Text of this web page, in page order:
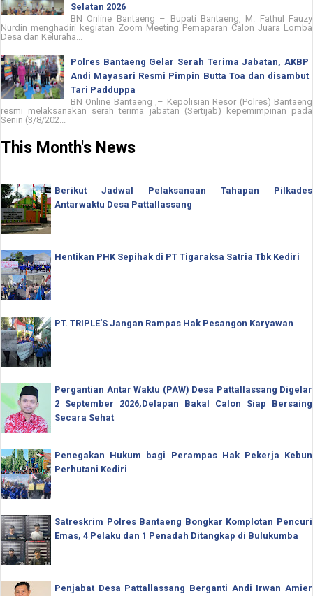
Selatan 2026
BN Online Bantaeng – Bupati Bantaeng, M. Fathul Fauzy
Nurdin menghadiri kegiatan Zoom Meeting Pemaparan Calon Juara Lomba
Desa dan Keluraha...
Polres Bantaeng Gelar Serah Terima Jabatan, AKBP
Andi Mayasari Resmi Pimpin Butta Toa dan disambut
Tari Padduppa
BN Online Bantaeng ,– Kepolisian Resor (Polres) Bantaeng
resmi melaksanakan serah terima jabatan (Sertijab) kepemimpinan pada
Senin (3/8/202...
This Month's News
Berikut Jadwal Pelaksanaan Tahapan Pilkades
Antarwaktu Desa Pattallassang
Hentikan PHK Sepihak di PT Tigaraksa Satria Tbk Kediri
PT. TRIPLE'S Jangan Rampas Hak Pesangon Karyawan
Pergantian Antar Waktu (PAW) Desa Pattallassang Digelar
2 September 2026,Delapan Bakal Calon Siap Bersaing
Secara Sehat
Penegakan Hukum bagi Perampas Hak Pekerja Kebun
Perhutani Kediri
Satreskrim Polres Bantaeng Bongkar Komplotan Pencuri
Emas, 4 Pelaku dan 1 Penadah Ditangkap di Bulukumba
Penjabat Desa Pattallassang Berganti Andi Irwan Amier